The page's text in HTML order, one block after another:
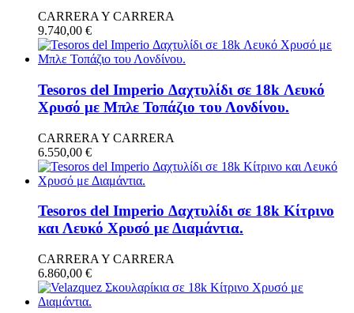
CARRERA Y CARRERA
9.740,00 €
Tesoros del Imperio Δαχτυλίδι σε 18k Λευκό
Χρυσό με Μπλε Τοπάζιο του Λονδίνου.
CARRERA Y CARRERA
6.550,00 €
Tesoros del Imperio Δαχτυλίδι σε 18k Κίτρινο
και Λευκό Χρυσό με Διαμάντια.
CARRERA Y CARRERA
6.860,00 €